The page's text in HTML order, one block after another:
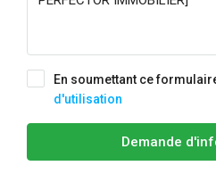
En soumettant ce
d'utilisation
Demande